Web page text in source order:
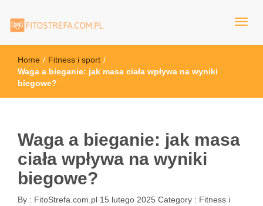
FitoStrefa.com.pl
Home / Fitness i sport /
Waga a bieganie: jak masa ciała wpływa na wyniki
biegowe?
Waga a bieganie: jak masa
ciała wpływa na wyniki
biegowe?
By : FitoStrefa.com.pl 15 lutego 2025 Category : Fitness i